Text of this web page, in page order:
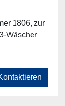
1806, zur
Wäscher